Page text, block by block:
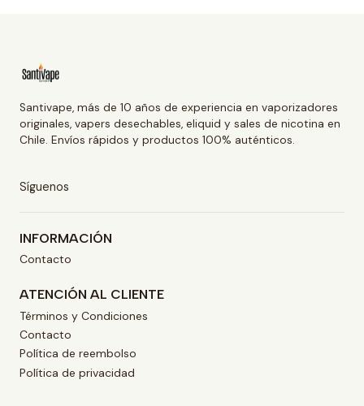
Santivape, más de 10 años de experiencia en vaporizadores
originales, vapers desechables, eliquid y sales de nicotina en
Chile. Envíos rápidos y productos 100% auténticos.
Síguenos
INFORMACIÓN
Contacto
ATENCIÓN AL CLIENTE
Términos y Condiciones
Contacto
Política de reembolso
Política de privacidad